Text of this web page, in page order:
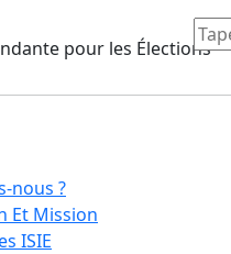
nous ?
Et Mission
ISIE